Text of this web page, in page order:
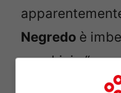
Negredo è
cucchiaio
malamente dai